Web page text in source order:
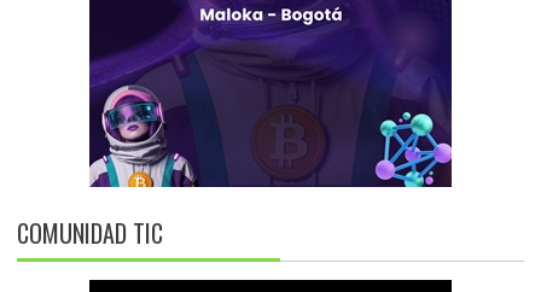
COMUNIDAD TIC